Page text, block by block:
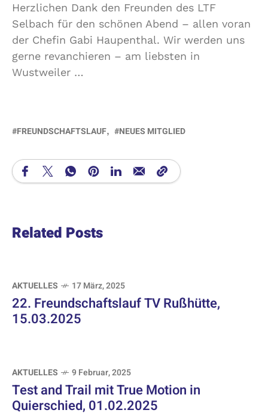
Herzlichen Dank den Freunden des LTF
Selbach für den schönen Abend – allen voran
der Chefin Gabi Haupenthal. Wir werden uns
gerne revanchieren – am liebsten in
Wustweiler …
FREUNDSCHAFTSLAUF NEUES MITGLIED
Related Posts
AKTUELLES 17 März, 2025
22. Freundschaftslauf TV Rußhütte,
15.03.2025
AKTUELLES 9 Februar, 2025
Test and Trail mit True Motion in
Quierschied, 01.02.2025